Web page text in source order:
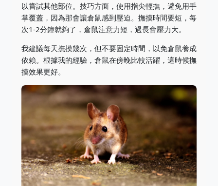
以嘗試其他部位。技巧方面，使用指尖輕撫，避免用手
掌覆蓋，因為那會讓倉鼠感到壓迫。撫摸時間要短，每
次1-2分鐘就夠了，倉鼠注意力短，過長會壓力大。
我建議每天撫摸幾次，但不要固定時間，以免倉鼠養成
依賴。根據我的經驗，倉鼠在傍晚比較活躍，這時候撫
摸效果更好。